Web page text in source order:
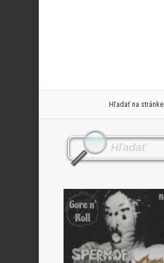
Hľadať na stránke